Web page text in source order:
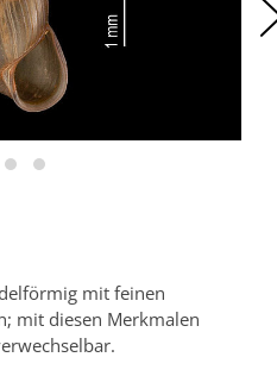
mit feinen
mit diesen Merkmalen